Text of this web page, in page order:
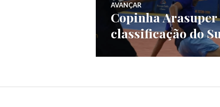
AVANÇAR
Copinha
classificação do